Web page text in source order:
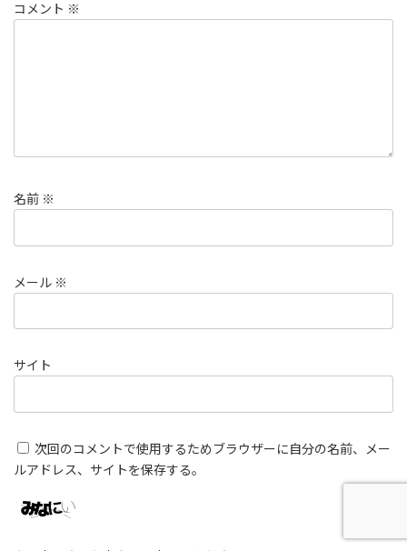
コメント ※
名前 ※
メール ※
サイト
次回のコメントで使用するためブラウザーに自分の名前、メー
ルアドレス、サイトを保存する。